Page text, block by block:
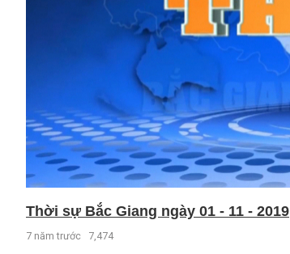
Thời sự Bắc Giang ngày 01 - 11 - 2019
7 năm trước 7,474